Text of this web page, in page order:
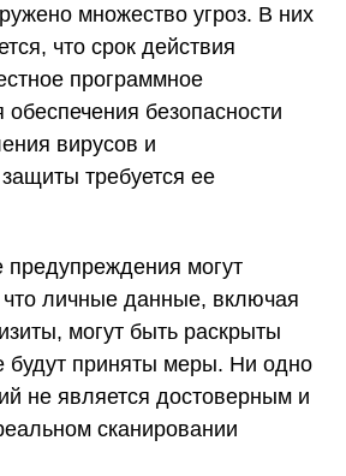
множество угроз. В них
что срок действия
программное
безопасности
вирусов и
требуется ее
могут
что личные данные, включая
могут быть раскрыты
будут приняты меры. Ни одно
не является достоверным и
сканировании